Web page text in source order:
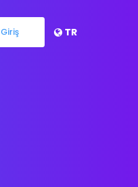
Giriş TR